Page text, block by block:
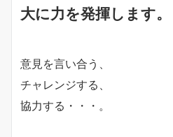
大に力を発揮します。
意見を言い合う、
チャレンジする、
協力する・・・。